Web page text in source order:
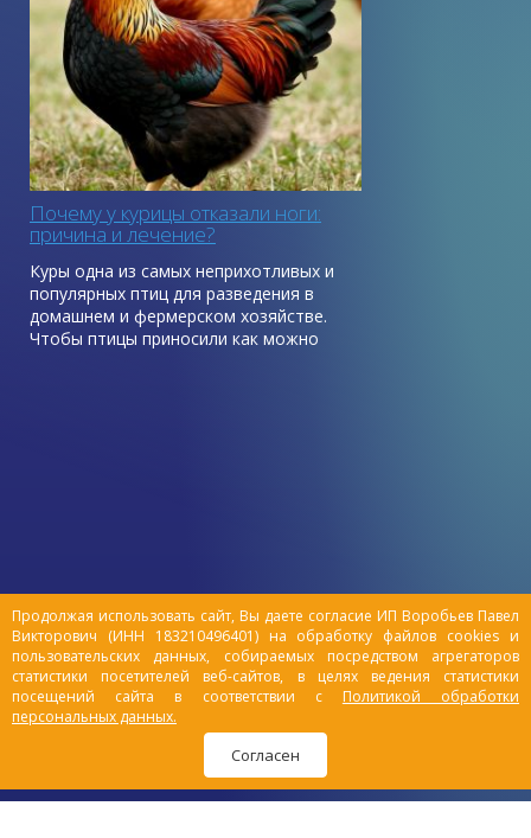
Продолжая использовать сайт, Вы даете согласие ИП Воробьев Павел
Викторович (ИНН 183210496401) на обработку файлов cookies и
пользовательских данных, собираемых посредством агрегаторов
статистики посетителей веб-сайтов, в целях ведения статистики
посещений сайта в соответствии с Политикой обработки
персональных данных.
Согласен
Почему у курицы отказали ноги:
причина и лечение?
Куры одна из самых неприхотливых и
популярных птиц для разведения в
домашнем и фермерском хозяйстве.
Чтобы птицы приносили как можно